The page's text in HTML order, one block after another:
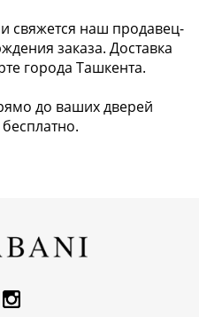
свяжется наш продавец-
заказа. Доставка
города Ташкента.
до ваших дверей